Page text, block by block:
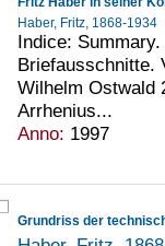
Haber, Fritz, 1868-1934
Indice:
Briefausschnitte.
Wilhelm Ostwald
Arrhenius...
Anno: 1997